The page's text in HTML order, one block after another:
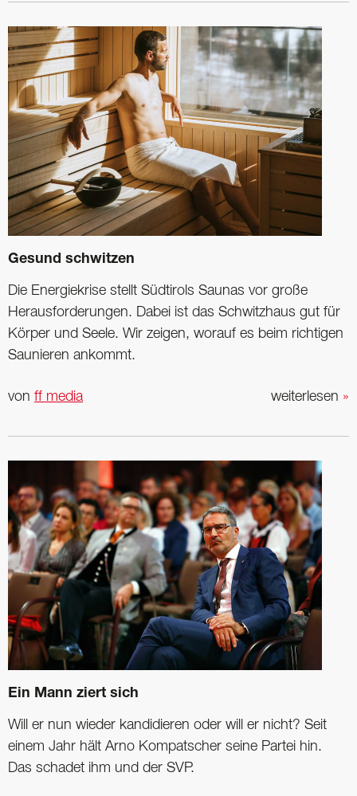
Gesund schwitzen
Die Energiekrise stellt Südtirols Saunas vor große
Herausforderungen. Dabei ist das Schwitzhaus gut für
Körper und Seele. Wir zeigen, worauf es beim richtigen
Saunieren ankommt.
weiterlesen »
von ff media
Ein Mann ziert sich
Will er nun wieder kandidieren oder will er nicht? Seit
einem Jahr hält Arno ­Kompatscher seine ­Partei hin.
Das schadet ihm und der SVP.